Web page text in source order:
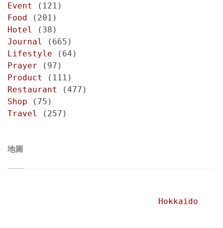
Event
(121)
Food (201)
Hotel
(38)
Journal
(665)
Lifestyle (64)
Prayer (97)
Product
(111)
Restaurant
(477)
Shop (75)
Travel
(257)
地圖
Hokkaido